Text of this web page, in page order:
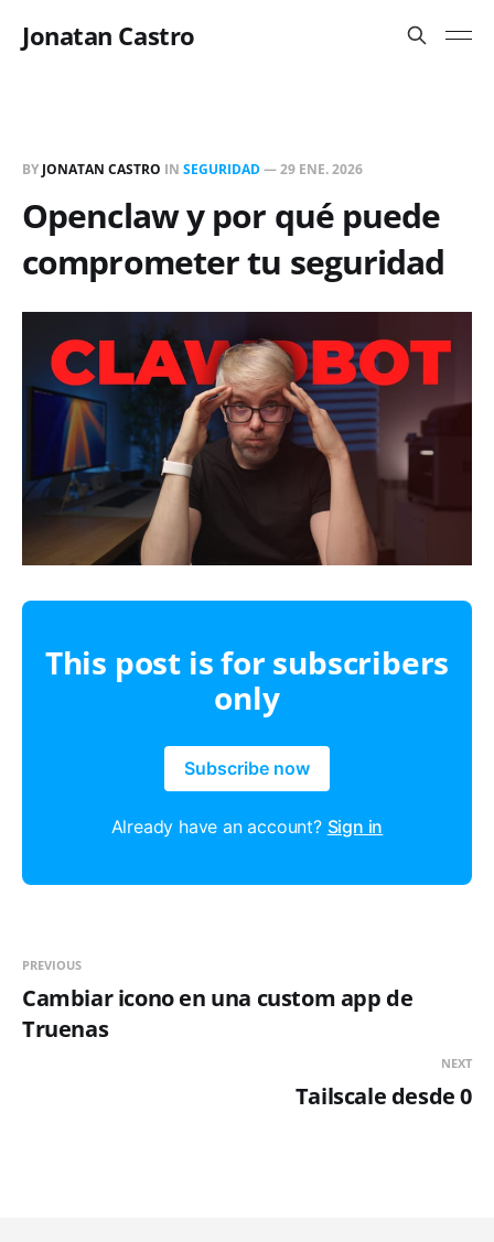
Jonatan Castro
BY JONATAN CASTRO IN SEGURIDAD—29 ENE. 2026
Openclaw y por qué puede
comprometer tu seguridad
This post is for subscribers
only
Subscribe now
Already have an account? Sign in
PREVIOUS
Cambiar icono en una custom app de
Truenas
NEXT
Tailscale desde 0